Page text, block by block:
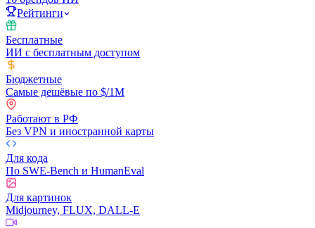
Рейтинги
Бесплатные
ИИ с бесплатным доступом
Бюджетные
Самые дешёвые по $/1M
Работают в РФ
Без VPN и иностранной карты
Для кода
По SWE-Bench и HumanEval
Для картинок
Midjourney, FLUX, DALL-E